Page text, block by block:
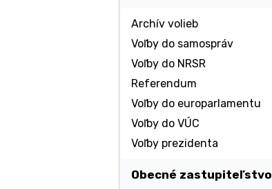
Archív volieb
Voľby do samospráv
Voľby do NRSR
Referendum
Voľby do europarlamentu
Voľby do VÚC
Voľby prezidenta
Obecné zastupiteľstvo